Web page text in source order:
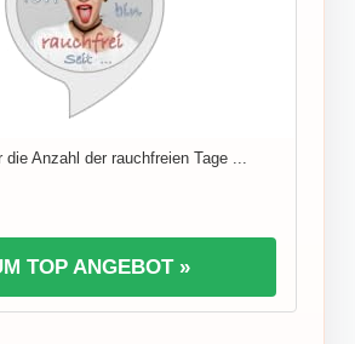
die Anzahl der rauchfreien Tage ...
TOP ANGEBOT »